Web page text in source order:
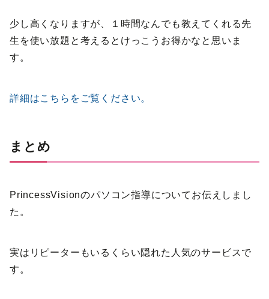
少し高くなりますが、１時間なんでも教えてくれる先
生を使い放題と考えるとけっこうお得かなと思いま
す。
詳細はこちらをご覧ください。
まとめ
PrincessVisionのパソコン指導についてお伝えしまし
た。
実はリピーターもいるくらい隠れた人気のサービスで
す。